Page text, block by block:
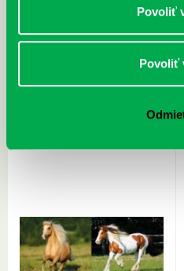
Povoliť
Povoliť
Sprievodca po hviezdnej oblohe